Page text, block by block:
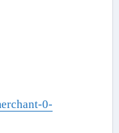
0-